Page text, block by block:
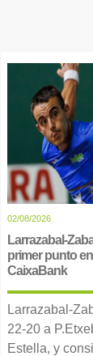
02/08/2026
Larrazabal-
primer punto
CaixaBank
Larrazabal-
22-20 a
Estella, y